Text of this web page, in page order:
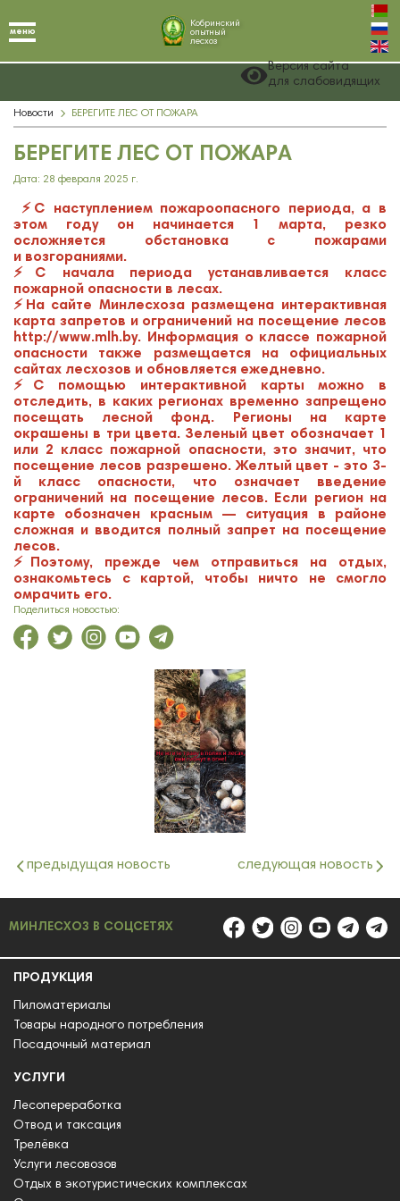
Кобринский
опытный
лесхоз
Версия сайта
для слабовидящих
меню
Новости БЕРЕГИТЕ ЛЕС ОТ ПОЖАРА
БЕРЕГИТЕ ЛЕС ОТ ПОЖАРА
Дата: 28 февраля 2025 г.
⚡️С наступлением пожароопасного периода, а в
этом году он начинается 1 марта, резко
осложняется обстановка с пожарами
и возгораниями.
⚡️С начала периода устанавливается класс
пожарной опасности в лесах.
⚡️На сайте Минлесхоза размещена интерактивная
карта запретов и ограничений на посещение лесов
http://www.mlh.by. Информация о классе пожарной
опасности также размещается на официальных
сайтах лесхозов и обновляется ежедневно.
⚡️С помощью интерактивной карты можно в
отследить, в каких регионах временно запрещено
посещать лесной фонд. Регионы на карте
окрашены в три цвета. Зеленый цвет обозначает 1
или 2 класс пожарной опасности, это значит, что
посещение лесов разрешено. Желтый цвет - это 3-
й класс опасности, что означает введение
ограничений на посещение лесов. Если регион на
карте обозначен красным — ситуация в районе
сложная и вводится полный запрет на посещение
лесов.
⚡️Поэтому, прежде чем отправиться на отдых,
ознакомьтесь с картой, чтобы ничто не смогло
омрачить его.
Поделиться новостью:
предыдущая новость следующая новость
МИНЛЕСХОЗ В СОЦСЕТЯХ
ПРОДУКЦИЯ
Пиломатериалы
Товары народного потребления
Посадочный материал
УСЛУГИ
Лесопереработка
Отвод и таксация
Трелёвка
Услуги лесовозов
Отдых в экотуристических комплексах